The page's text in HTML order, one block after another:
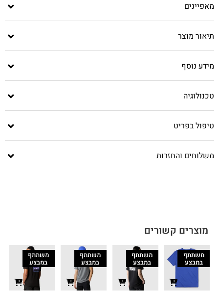
מאפיינים
תיאור מוצר
מידע נוסף
טכנולוגיה
טיפול בפריט
משלוחים והחזרות
מוצרים קשורים
משתתף
במבצע
משתתף
במבצע
משתתף
במבצע
משתתף
במבצע